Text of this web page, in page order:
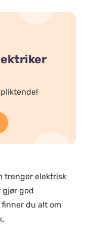
trenger elektrisk
gjør god
du alt om